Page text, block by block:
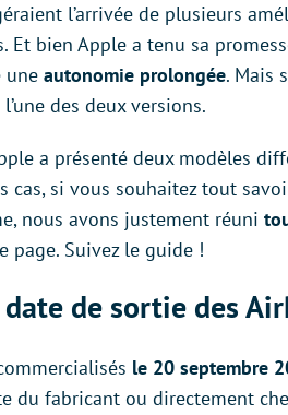
l’arrivée de plusieurs
Et bien Apple a tenu sa
une autonomie prolongée. Mais
des deux versions.
a présenté deux modèles
cas, si vous souhaitez tout
nous avons justement réuni
page. Suivez le guide !
de sortie des
le 20 septembre
du fabricant ou directement